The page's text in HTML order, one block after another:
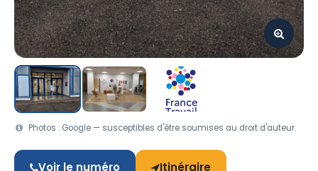
Photos : Google — susceptibles d'être soumises au droit d'auteur.
Voir le numéro Itinéraire